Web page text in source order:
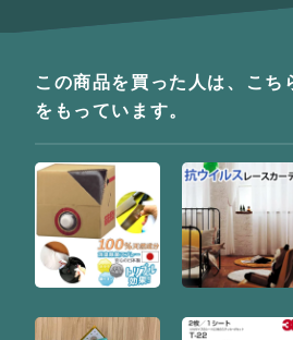
この商品を買った人は、こち
をもっています。